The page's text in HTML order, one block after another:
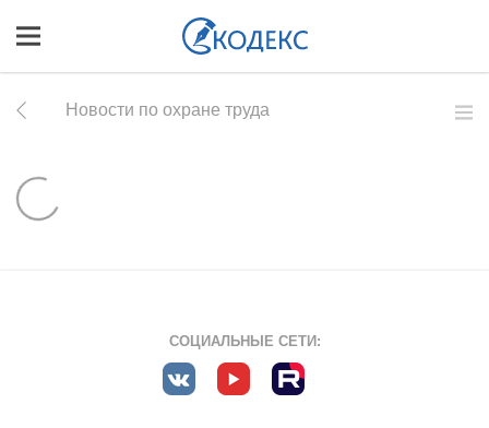
Новости по охране труда
СОЦИАЛЬНЫЕ СЕТИ: